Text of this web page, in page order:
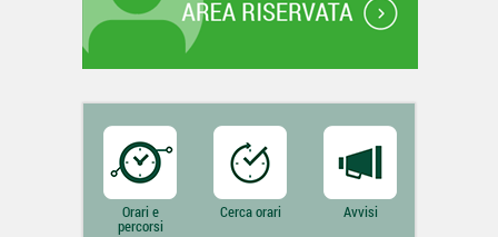
Orari e
percorsi
Cerca orari Avvisi